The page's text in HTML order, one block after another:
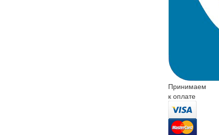
Принимаем
к оплате